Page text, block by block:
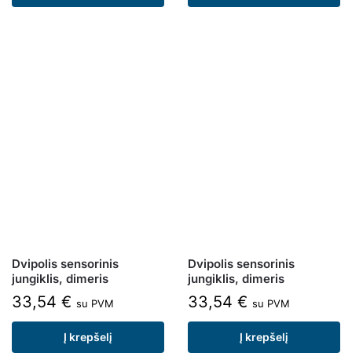
Dvipolis sensorinis
jungiklis, dimeris
33,54 € su PVM
Į krepšelį
Dvipolis sensorinis
jungiklis, dimeris
33,54 € su PVM
Į krepšelį